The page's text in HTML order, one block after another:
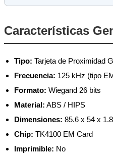
Características
Tipo: Tarjeta de Proximidad
Frecuencia: 125 kHz (tipo
Formato: Wiegand 26 bits
Material: ABS / HIPS
Dimensiones: 85.6 x 54 x
Chip: TK4100 EM Card
Imprimible: No